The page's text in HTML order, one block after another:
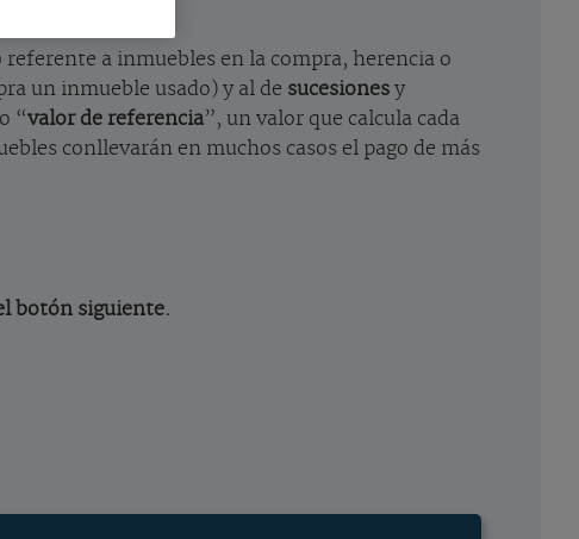
a inmuebles en la compra, herencia o
un inmueble usado) y al de sucesiones y
“valor de referencia”, un valor que calcula cada
conllevarán en muchos casos el pago de más
botón siguiente.